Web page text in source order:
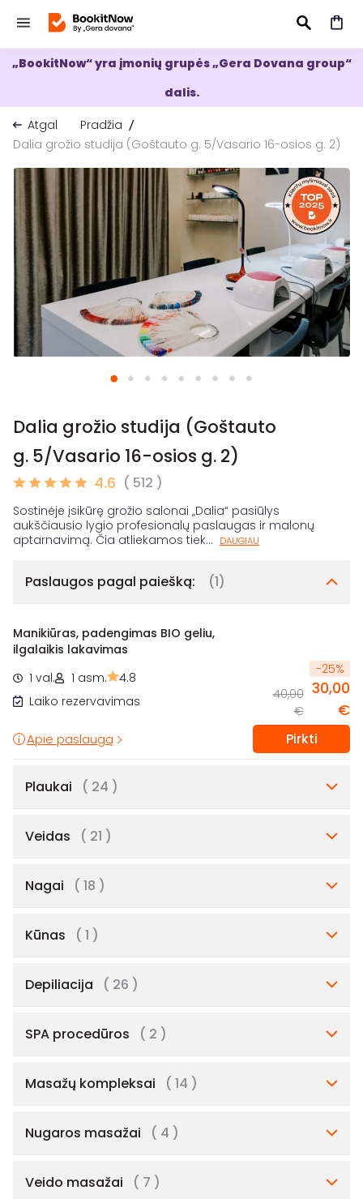
IEŠKOTI
„BookitNow“ yra įmonių grupės „Gera Dovana group“
dalis.
Atgal
Pradžia
Dalia grožio studija (Goštauto g. 5/Vasario 16-osios g. 2)
Dalia grožio studija (Goštauto
g. 5/Vasario 16-osios g. 2)
4.6 ( 512 )
Sostinėje įsikūrę grožio salonai „Dalia“ pasiūlys
aukščiausio lygio profesionalų paslaugas ir malonų
aptarnavimą. Čia atliekamos tiek... DAUGIAU
Paslaugos pagal paiešką: (1)
Manikiūras, padengimas BIO geliu,
ilgalaikis lakavimas
1 val.
1 asm.
4.8
Laiko rezervavimas
-25%
40,00
€
30,00
€
Apie paslaugą Pirkti
Plaukai ( 24 )
Veidas ( 21 )
Nagai ( 18 )
Kūnas ( 1 )
Depiliacija ( 26 )
SPA procedūros ( 2 )
Masažų kompleksai ( 14 )
Nugaros masažai ( 4 )
Veido masažai ( 7 )